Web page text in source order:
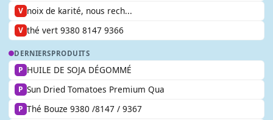
V noix de karité, nous rech...
V thé vert 9380 8147 9366
DERNIERSPRODUITS
P HUILE DE SOJA DÉGOMMÉ
P Sun Dried Tomatoes Premium Qua
P Thé Bouze 9380 /8147 / 9367